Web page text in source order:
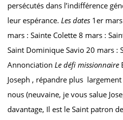
persécutés dans l’indifférence
leur espérance. Les dates 1er
mars : Sainte Colette 8 mars :
Saint Dominique Savio 20 mars :
Annonciation Le défi missionnaire
Joseph , répandre plus
nous (neuvaine, je vous salue
davantage, Il est le Saint patron